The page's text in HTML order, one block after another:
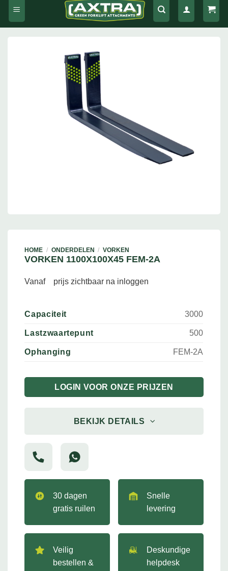
HOME / ONDERDELEN / VORKEN
VORKEN 1100X100X45 FEM-2A
Vanaf prijs zichtbaar na inloggen
Capaciteit 3000
Lastzwaartepunt 500
Ophanging FEM-2A
LOGIN VOOR ONZE PRIJZEN
BEKIJK DETAILS
30 dagen
gratis ruilen
Snelle
levering
Veilig
bestellen &
Deskundige
helpdesk